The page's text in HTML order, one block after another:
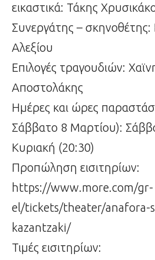
εικαστικά: Τάκης
Συνεργάτης –
Αλεξίου
Επιλογές τραγουδιών:
Αποστολάκης
Ημέρες και ώρες
Σάββατο 8 Μαρτίου):
Κυριακή (20:30)
Προπώληση εισιτηρίων:
https://www.more.com/gr-
el/tickets/theater/anafora-
kazantzaki/
Τιμές εισιτηρίων: